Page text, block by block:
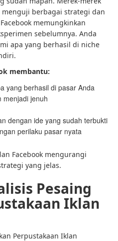
berbagai strategi dan
memungkinkan
sebelumnya. Anda
apa yang berhasil di niche
membantu:
yang berhasil di pasar Anda
menjadi jenuh
dengan ide yang sudah terbukti
perilaku pasar nyata
Facebook mengurangi
yang jelas.
Pesaing
Iklan
Perpustakaan Iklan